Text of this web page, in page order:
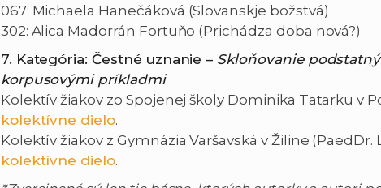
067: Michaela Hanečáková (Slovanskje božstvá)
302: Alica Madorrán Fortuňo (Prichádza doba nová?)
7. Kategória: Čestné uznanie – Skloňovanie
korpusovými príkladmi
Kolektív žiakov zo Spojenej školy Dominika Tatarku v
kolektívne dielo.
Kolektív žiakov z Gymnázia Varšavská v Žiline
kolektívne dielo.